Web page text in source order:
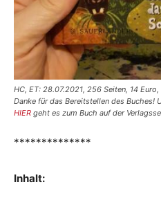
HC, ET: 28.07.2021, 256 Seiten, 14
Danke für das Bereitstellen des Buches!
HIER geht es zum Buch auf der
**************
Inhalt: